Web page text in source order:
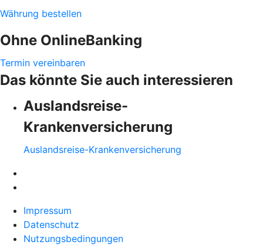
Währung bestellen
Ohne OnlineBanking
Termin vereinbaren
Das könnte Sie auch interessieren
Auslandsreise-
Krankenversicherung
Auslandsreise-Krankenversicherung
Impressum
Datenschutz
Nutzungsbedingungen